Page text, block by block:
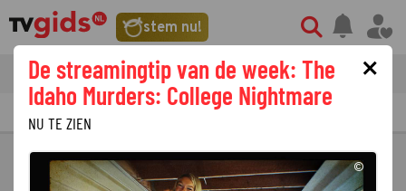
stem nu!
tvgids streaming nieuws
PRIMETIME GEMIST
×
De streamingtip van de week: The
Idaho Murders: College Nightmare
NU TE ZIEN
©